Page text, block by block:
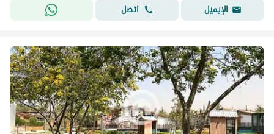
الإيميل
اتصل